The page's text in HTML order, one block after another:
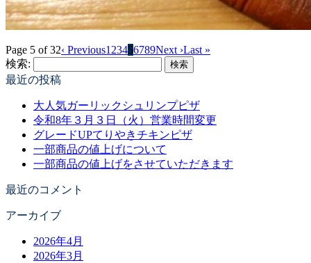
Page 5 of 32‹ Previous1 23456789Next ›Last »
検索:
最近の投稿
大人気ガーリックシュリンプピザ
令和8年３月３日（火）営業時間変更
グレードUPてりやきチキンピザ
一部商品の値上げについて
一部商品の値上げをさせていただきます
最近のコメント
アーカイブ
2026年4月
2026年3月